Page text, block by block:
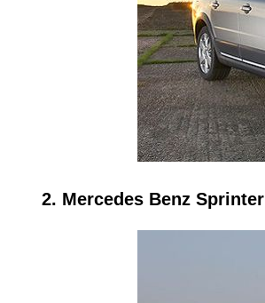
2. Mercedes Benz Sprinter